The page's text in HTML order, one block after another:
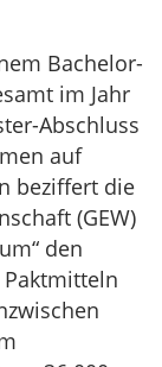
Bachelor-
im Jahr
Abschluss
auf
beziffert die
(GEW)
den